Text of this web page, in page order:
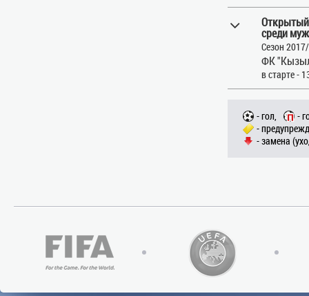
среди
Сезон
ФК
в старте -
- гол,
-
-
- замена